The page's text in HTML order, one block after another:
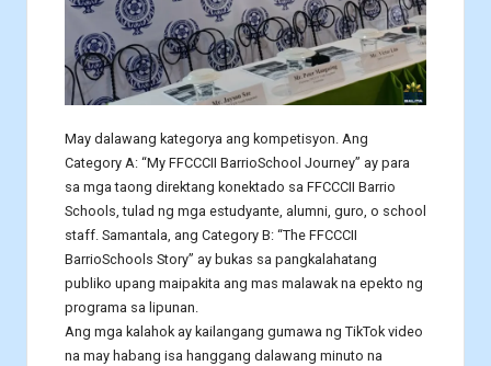
May dalawang kategorya ang kompetisyon. Ang
Category A: “My FFCCCII BarrioSchool Journey” ay para
sa mga taong direktang konektado sa FFCCCII Barrio
Schools, tulad ng mga estudyante, alumni, guro, o school
staff. Samantala, ang Category B: “The FFCCCII
BarrioSchools Story” ay bukas sa pangkalahatang
publiko upang maipakita ang mas malawak na epekto ng
programa sa lipunan.
Ang mga kalahok ay kailangang gumawa ng TikTok video
na may habang isa hanggang dalawang minuto na